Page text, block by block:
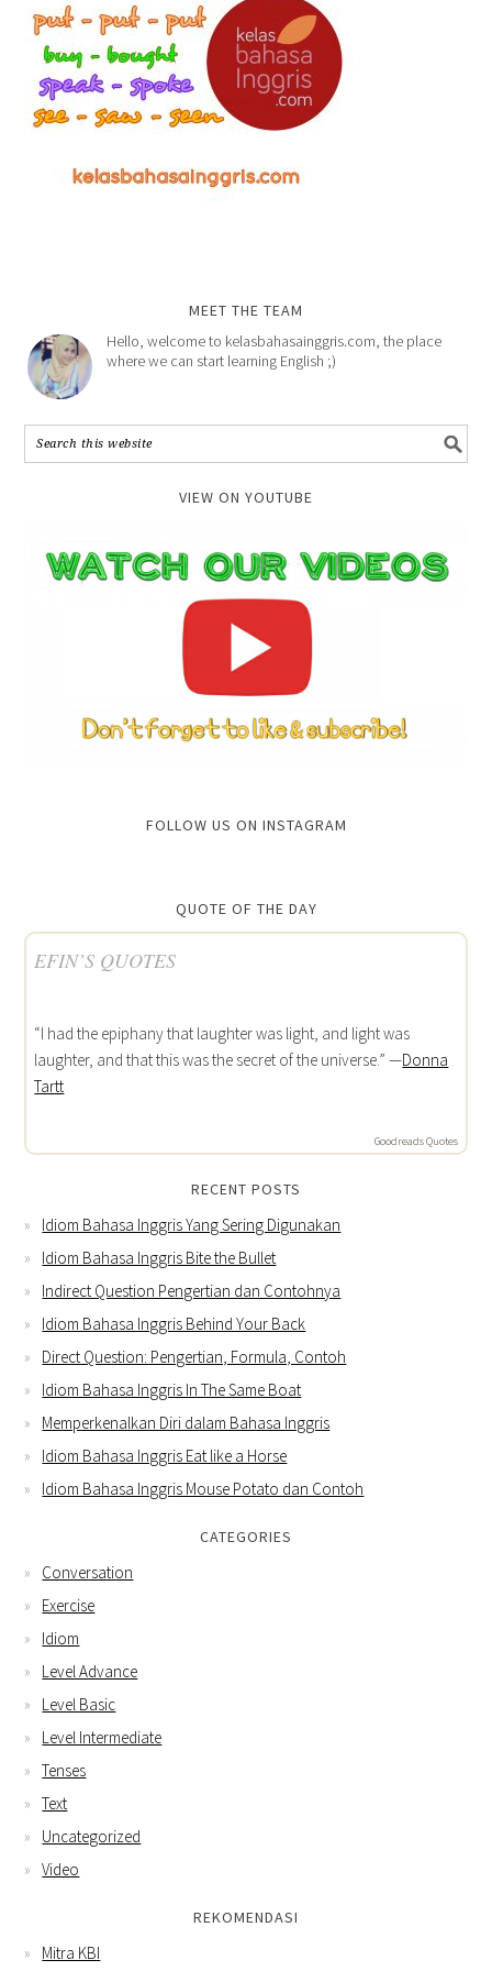
MEET THE TEAM
Hello, welcome to kelasbahasainggris.com, the place
where we can start learning English ;)
VIEW ON YOUTUBE
FOLLOW US ON INSTAGRAM
QUOTE OF THE DAY
EFIN’S QUOTES
“I had the epiphany that laughter was light, and light was
laughter, and that this was the secret of the universe.” —Donna
Tartt
Goodreads Quotes
RECENT POSTS
Idiom Bahasa Inggris Yang Sering Digunakan
Idiom Bahasa Inggris Bite the Bullet
Indirect Question Pengertian dan Contohnya
Idiom Bahasa Inggris Behind Your Back
Direct Question: Pengertian, Formula, Contoh
Idiom Bahasa Inggris In The Same Boat
Memperkenalkan Diri dalam Bahasa Inggris
Idiom Bahasa Inggris Eat like a Horse
Idiom Bahasa Inggris Mouse Potato dan Contoh
CATEGORIES
Conversation
Exercise
Idiom
Level Advance
Level Basic
Level Intermediate
Tenses
Text
Uncategorized
Video
REKOMENDASI
Mitra KBI